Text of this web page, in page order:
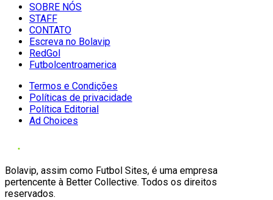
SOBRE NÓS
STAFF
CONTATO
Escreva no Bolavip
RedGol
Futbolcentroamerica
Termos e Condições
Políticas de privacidade
Política Editorial
Ad Choices
Bolavip, assim como Futbol Sites, é uma empresa
pertencente à Better Collective. Todos os direitos
reservados.